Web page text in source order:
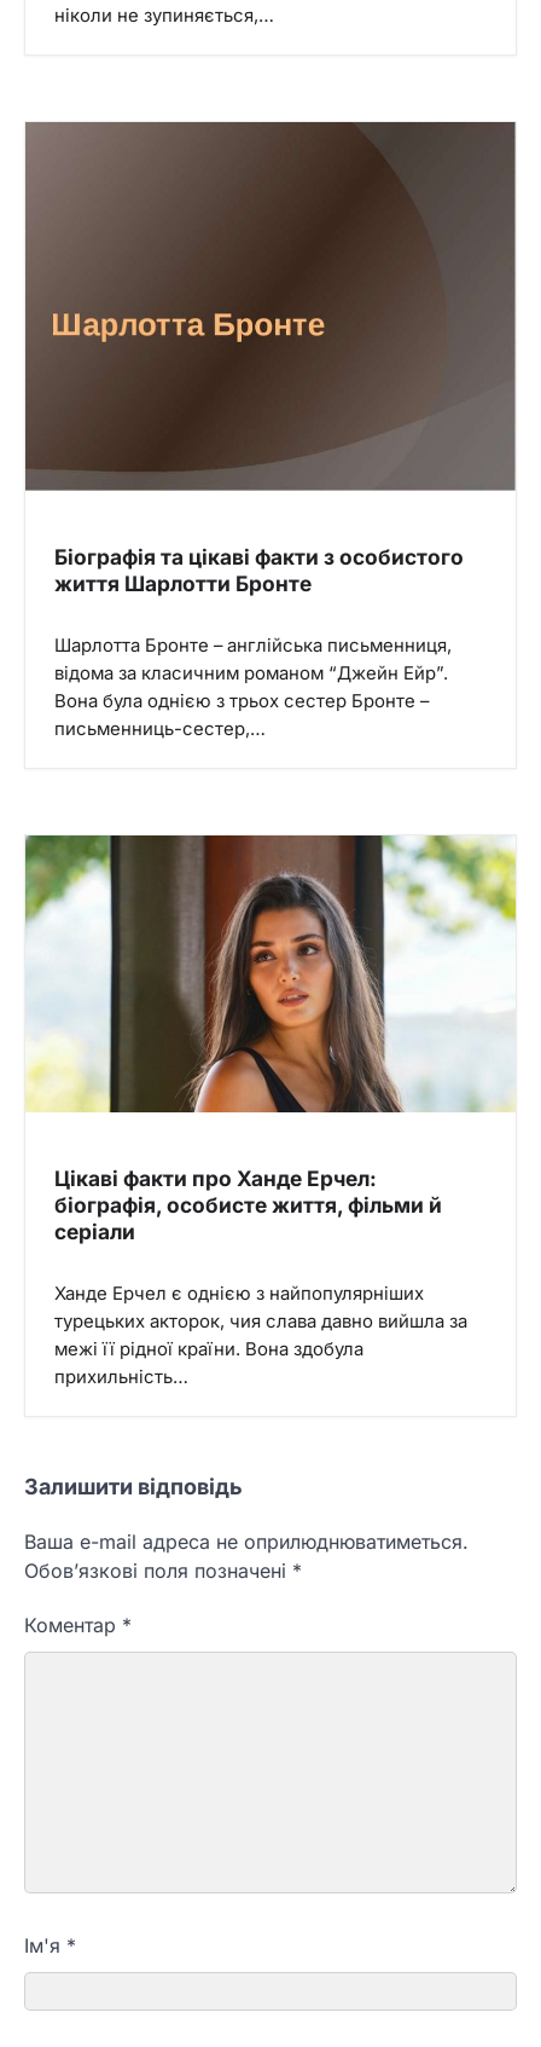
ніколи не зупиняється,…
Біографія та цікаві факти з особистого
життя Шарлотти Бронте
Шарлотта Бронте – англійська письменниця,
відома за класичним романом “Джейн Ейр”.
Вона була однією з трьох сестер Бронте –
письменниць-сестер,…
Цікаві факти про Ханде Ерчел:
біографія, особисте життя, фільми й
серіали
Ханде Ерчел є однією з найпопулярніших
турецьких акторок, чия слава давно вийшла за
межі її рідної країни. Вона здобула
прихильність…
Залишити відповідь
Ваша e-mail адреса не оприлюднюватиметься.
Обов’язкові поля позначені *
Коментар *
Ім'я *